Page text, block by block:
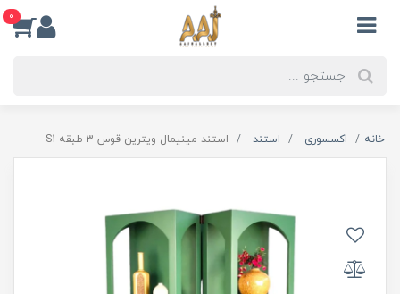
0
خانه اکسسوری استند استند مینیمال ویترین قوس 3 طبقه S1